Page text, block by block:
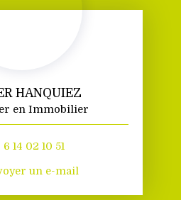
HANQUIEZ
en Immobilier
6 14 02 10 51
un e-mail